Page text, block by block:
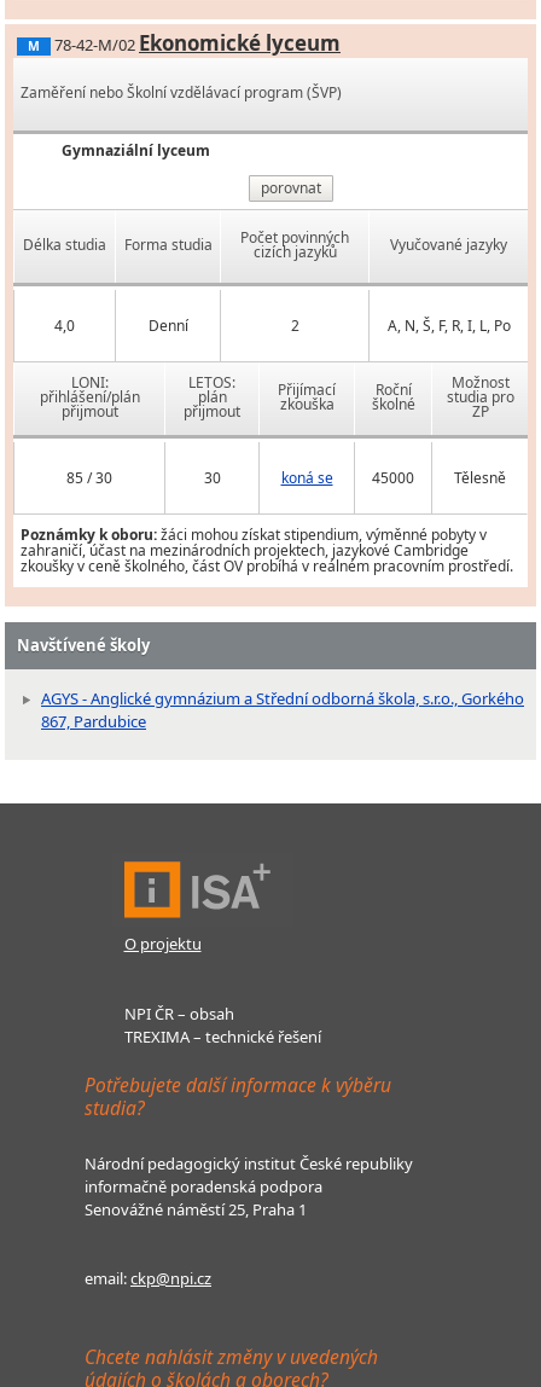
M 78-42-M/02 Ekonomické lyceum
Zaměření nebo Školní vzdělávací program (ŠVP)
Gymnaziální lyceum
porovnat
Délka studia Forma studia Počet povinných
cizích jazyků Vyučované jazyky
4,0 Denní 2 A, N, Š, F, R, I, L, Po
LONI:
přihlášení/plán
přijmout
LETOS:
plán
přijmout
Přijímací
zkouška
Roční
školné
Možnost
studia pro
ZP
85 / 30 30 koná se 45000 Tělesně
Poznámky k oboru:žáci mohou získat stipendium, výměnné pobyty v
zahraničí, účast na mezinárodních projektech, jazykové Cambridge
zkoušky v ceně školného, část OV probíhá v reálném pracovním prostředí.
Navštívené školy
AGYS - Anglické gymnázium a Střední odborná škola, s.r.o., Gorkého
867, Pardubice
O projektu
NPI ČR – obsah
TREXIMA – technické řešení
Potřebujete další informace k výběru
studia?
Národní pedagogický institut České republiky
informačně poradenská podpora
Senovážné náměstí 25, Praha 1
email:ckp@npi.cz
Chcete nahlásit změny v uvedených
údajích o školách a oborech?